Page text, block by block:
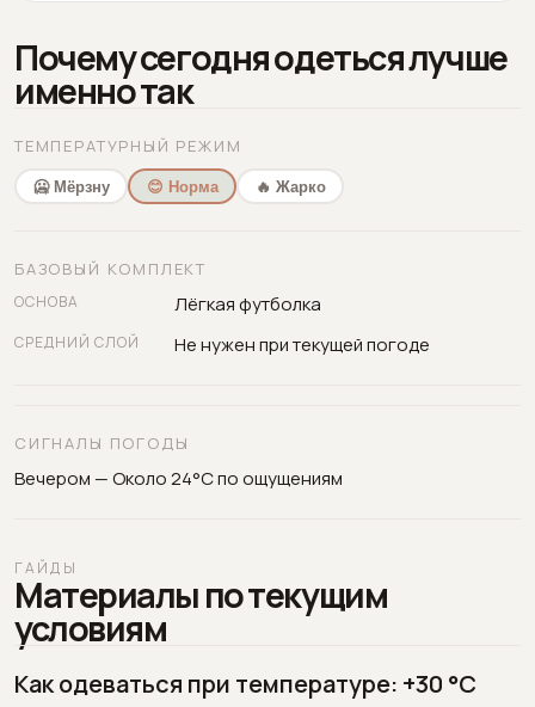
Почему сегодня одеться лучше
именно так
ТЕМПЕРАТУРНЫЙ РЕЖИМ
🥶 Мёрзну 😊 Норма 🔥 Жарко
БАЗОВЫЙ КОМПЛЕКТ
ОСНОВА Лёгкая футболка
СРЕДНИЙ СЛОЙ Не нужен при текущей погоде
СИГНАЛЫ ПОГОДЫ
Вечером — Около 24°C по ощущениям
ГАЙДЫ
Материалы по текущим
условиям
Как одеваться при температуре: +30 °C